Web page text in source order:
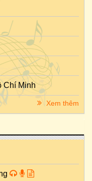
Chí Minh
Xem thêm